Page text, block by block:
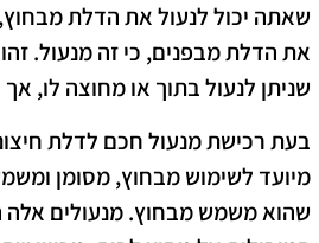
שאתה יכול לנעול את הדלת מבחוץ,
את הדלת מבפנים, כי זה מנעול.
שניתן לנעול בתוך או מחוצה לו,
בעת רכישת מנעול חכם לדלת
מיועד לשימוש מבחוץ, מסומן
שהוא משמש מבחוץ. מנעולים אלה